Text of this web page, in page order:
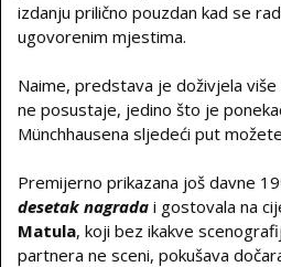
izdanju prilično pouzdan kad se
ugovorenim mjestima.
Naime, predstava je doživjela više
ne posustaje, jedino što je
Münchhausena sljedeći put
Premijerno prikazana još davne
desetak nagrada i gostovala na
Matula, koji bez ikakve
partnera ne sceni, pokušava